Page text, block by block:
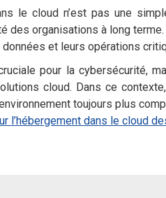
le cloud n’est pas une
organisations à long
et leurs opérations
pour la cybersécurité,
cloud. Dans ce
toujours plus
l’hébergement dans le cloud